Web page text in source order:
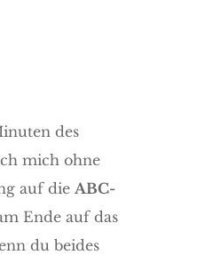
des
mich ohne
auf die ABC-
Ende auf das
du beides